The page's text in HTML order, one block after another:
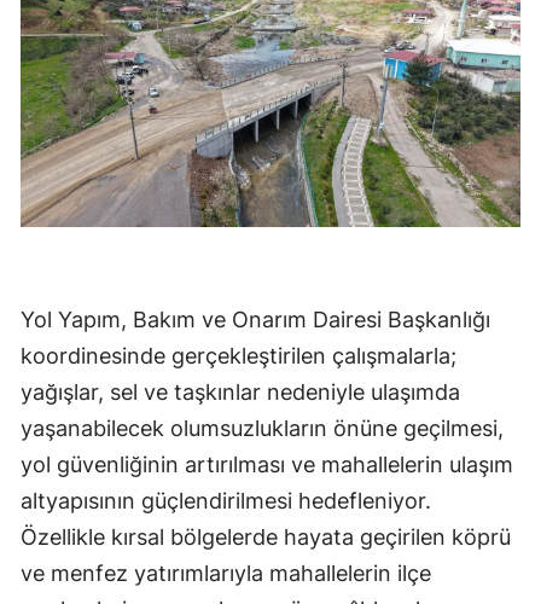
Yol Yapım, Bakım ve Onarım Dairesi Başkanlığı
koordinesinde gerçekleştirilen çalışmalarla;
yağışlar, sel ve taşkınlar nedeniyle ulaşımda
yaşanabilecek olumsuzlukların önüne geçilmesi,
yol güvenliğinin artırılması ve mahallelerin ulaşım
altyapısının güçlendirilmesi hedefleniyor.
Özellikle kırsal bölgelerde hayata geçirilen köprü
ve menfez yatırımlarıyla mahallelerin ilçe